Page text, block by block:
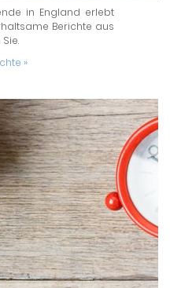
in England erlebt
Berichte aus
»